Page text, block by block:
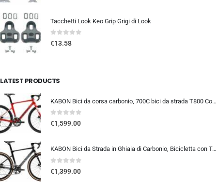
Tacchetti Look Keo Grip Grigi di Look
0out of 5
€13.58
LATEST PRODUCTS
KABON Bici da corsa carbonio, 700C bici da strada T800 Completamente carbonio con Shimano 105 R7000 22 velocità 8.1 KG Leg…
0out of 5
€1,599.00
KABON Bici da Strada in Ghiaia di Carbonio, Bicicletta con Telaio in Fibra di Carbonio T800 con Bicicletta da Corsa con Fr…
0out of 5
€1,399.00